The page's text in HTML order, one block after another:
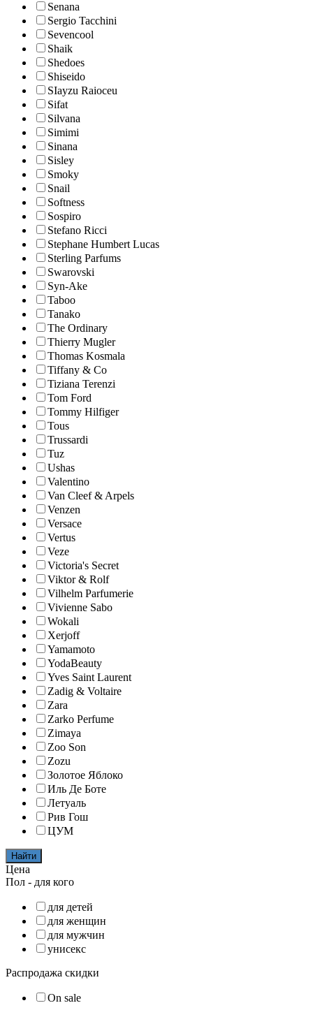
Senana
Sergio Tacchini
Sevencool
Shaik
Shedoes
Shiseido
SIayzu Raioceu
Sifat
Silvana
Simimi
Sinana
Sisley
Smoky
Snail
Softness
Sospiro
Stefano Ricci
Stephane Humbert Lucas
Sterling Parfums
Swarovski
Syn-Ake
Taboo
Tanako
The Ordinary
Thierry Mugler
Thomas Kosmala
Tiffany & Co
Tiziana Terenzi
Tom Ford
Tommy Hilfiger
Tous
Trussardi
Tuz
Ushas
Valentino
Van Cleef & Arpels
Venzen
Versace
Vertus
Veze
Victoria's Secret
Viktor & Rolf
Vilhelm Parfumerie
Vivienne Sabo
Wokali
Xerjoff
Yamamoto
YodaBeauty
Yves Saint Laurent
Zadig & Voltaire
Zara
Zarko Perfume
Zimaya
Zoo Son
Zozu
Золотое Яблоко
Иль Де Боте
Летуаль
Рив Гош
ЦУМ
Найти
Цена
Пол - для кого
для детей
для женщин
для мужчин
унисекс
Распродажа скидки
On sale